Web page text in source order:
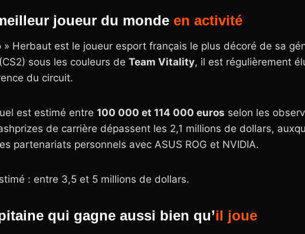
joueur du monde en activité
» Herbaut est le joueur esport français le plus décoré de sa
sous les couleurs de Team Vitality, il est régulièrement
du circuit.
est estimé entre 100 000 et 114 000 euros selon les
de carrière dépassent les 2,1 millions de dollars,
partenariats personnels avec ASUS ROG et NVIDIA.
: entre 3,5 et 5 millions de dollars.
qui gagne aussi bien qu’il joue